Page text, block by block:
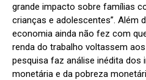
grande impacto sobre famílias
crianças e adolescentes”. Além
economia ainda não fez com
renda do trabalho voltassem
pesquisa faz análise inédita dos
monetária e da pobreza